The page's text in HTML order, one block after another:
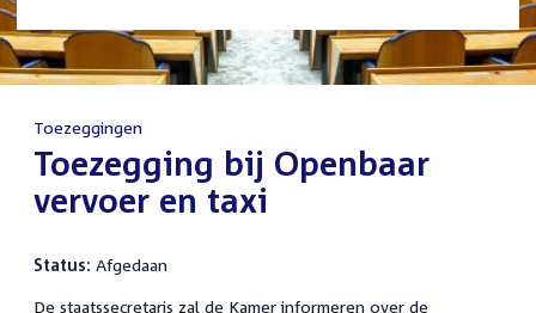
Toezeggingen
:Toezegging bij Openbaar
vervoer en taxi
Status: Afgedaan
De staatssecretaris zal de Kamer informeren over de